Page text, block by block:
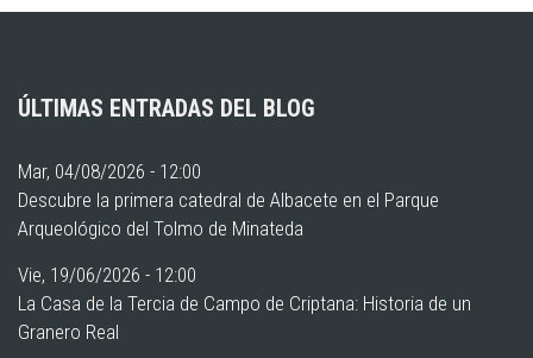
ÚLTIMAS ENTRADAS DEL BLOG
Mar, 04/08/2026 - 12:00
Descubre la primera catedral de Albacete en el Parque
Arqueológico del Tolmo de Minateda
Vie, 19/06/2026 - 12:00
La Casa de la Tercia de Campo de Criptana: Historia de un
Granero Real